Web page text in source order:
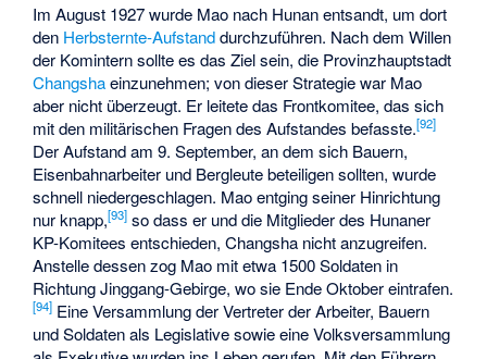
Im August 1927 wurde Mao nach Hunan entsandt, um dort
den Herbsternte-Aufstanddurchzuführen. Nach dem Willen
der Komintern sollte es das Ziel sein, die Provinzhauptstadt
Changshaeinzunehmen; von dieser Strategie war Mao
aber nicht überzeugt. Er leitete das Frontkomitee, das sich
mit den militärischen Fragen des Aufstandes befasste.[92]
Der Aufstand am 9. September, an dem sich Bauern,
Eisenbahnarbeiter und Bergleute beteiligen sollten, wurde
schnell niedergeschlagen. Mao entging seiner Hinrichtung
nur knapp,[93] so dass er und die Mitglieder des Hunaner
KP-Komitees entschieden, Changsha nicht anzugreifen.
Anstelle dessen zog Mao mit etwa 1500 Soldaten in
RichtungJinggang-Gebirge, wo sie Ende Oktober eintrafen.
[94] Eine Versammlung der Vertreter der Arbeiter, Bauern
und Soldaten als Legislative sowie eine Volksversammlung